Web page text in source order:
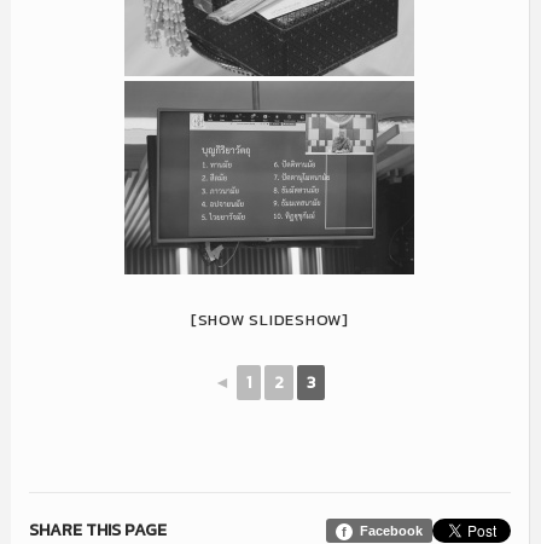
[SHOW SLIDESHOW]
◄ 1 2 3
Facebook
SHARE THIS PAGE